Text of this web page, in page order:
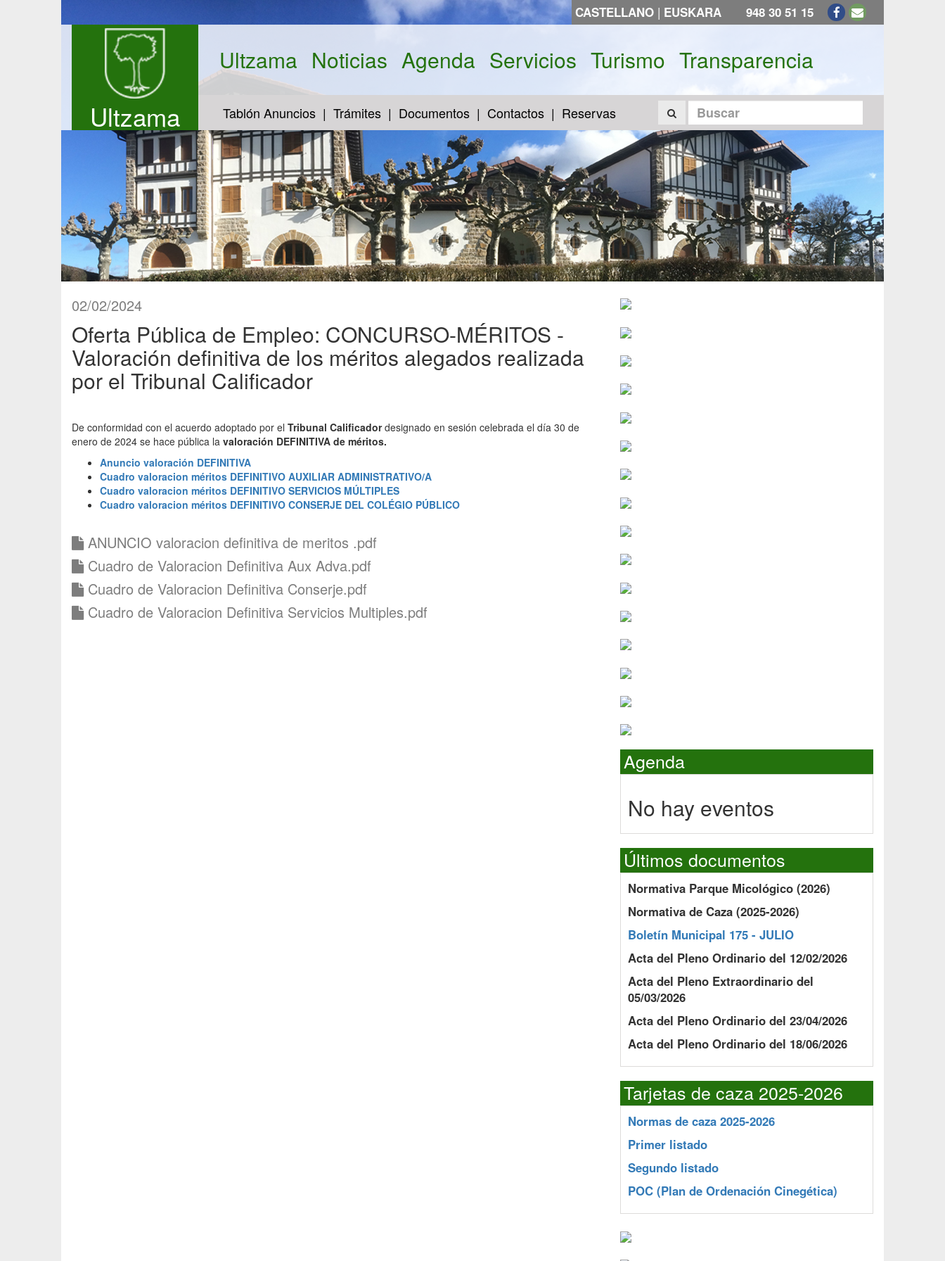
CASTELLANO | EUSKARA 948 30 51 15
Ultzama
Ultzama Noticias Agenda Servicios Turismo Transparencia
Tablón Anuncios Trámites Documentos Contactos Reservas
02/02/2024
Oferta Pública de Empleo: CONCURSO-MÉRITOS -
Valoración definitiva de los méritos alegados realizada
por el Tribunal Calificador
De conformidad con el acuerdo adoptado por el Tribunal Calificadordesignado en sesión celebrada el día 30 de
enero de 2024 se hace pública la valoración DEFINITIVA de méritos.
Anuncio valoración DEFINITIVA
Cuadro valoracion méritos DEFINITIVO AUXILIAR ADMINISTRATIVO/A
Cuadro valoracion méritos DEFINITIVO SERVICIOS MÚLTIPLES
Cuadro valoracion méritos DEFINITIVO CONSERJE DEL COLÉGIO PÚBLICO
ANUNCIO valoracion definitiva de meritos .pdf
Cuadro de Valoracion Definitiva Aux Adva.pdf
Cuadro de Valoracion Definitiva Conserje.pdf
Cuadro de Valoracion Definitiva Servicios Multiples.pdf
Agenda
No hay eventos
Últimos documentos
Normativa Parque Micológico (2026)
Normativa de Caza (2025-2026)
Boletín Municipal 175 - JULIO
Acta del Pleno Ordinario del 12/02/2026
Acta del Pleno Extraordinario del
05/03/2026
Acta del Pleno Ordinario del 23/04/2026
Acta del Pleno Ordinario del 18/06/2026
Tarjetas de caza 2025-2026
Normas de caza 2025-2026
Primer listado
Segundo listado
POC (Plan de Ordenación Cinegética)